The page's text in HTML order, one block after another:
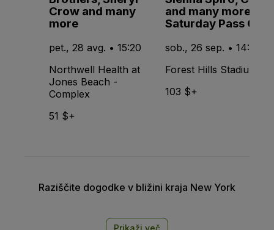
Crow and many
more
pet., 28 avg. • 15:20
Northwell Health at
Jones Beach -
Complex
51 $+
and many more -
Saturday Pass Only
sob., 26 sep. • 14:15
Forest Hills Stadium
103 $+
Raziščite dogodke v bližini kraja New York